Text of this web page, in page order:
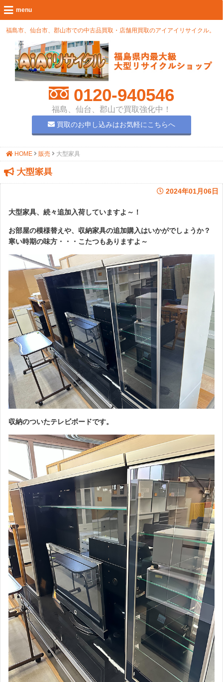
福島市、仙台市、郡山市での中古品買取・店舗用買取のアイアイリサイクル。
0120-940546
福島、仙台、郡山で買取強化中！
買取のお申し込みはお気軽にこちらへ
HOME 販売 大型家具
大型家具
2024年01月06日
大型家具、続々追加入荷していますよ～！
お部屋の模様替えや、収納家具の追加購入はいかがでしょうか？
寒い時期の味方・・・こたつもありますよ～
収納のついたテレビボードです。